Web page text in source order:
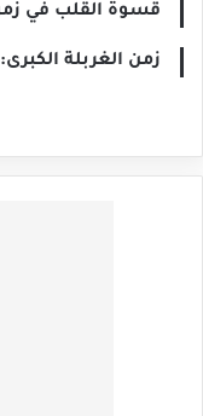
قسوة القلب في
زمن الغربلة